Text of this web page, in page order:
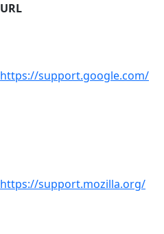
URL
https://support.google.com/
https://support.mozilla.org/